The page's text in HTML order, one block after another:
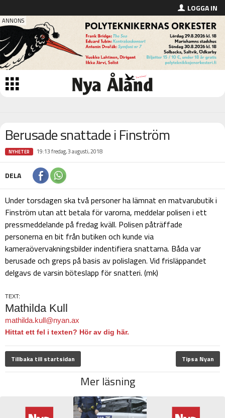
LOGGA IN
Berusade snattade i Finström
NYHETER 19:13 fredag, 3 augusti, 2018
DELA
Under torsdagen ska två personer ha lämnat en matvarubutik i
Finström utan att betala för varorna, meddelar polisen i ett
pressmeddelande på fredag kväll. Polisen påträffade
personerna en bit från butiken och kunde via
kameraövervakningsbilder indentifiera snattarna. Båda var
berusade och greps på basis av polislagen. Vid frisläppandet
delgavs de varsin böteslapp för snatteri. (mk)
TEXT:
Mathilda Kull
mathilda.kull@nyan.ax
Hittat ett fel i texten? Hör av dig här.
Tillbaka till startsidan Tipsa Nyan
Mer läsning